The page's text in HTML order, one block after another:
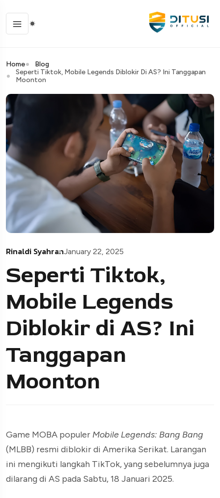
Home
Blog
Seperti Tiktok, Mobile Legends Diblokir Di AS? Ini Tanggapan
Moonton
Rinaldi SyahranJanuary 22, 2025
Seperti Tiktok,
Mobile Legends
Diblokir di AS? Ini
Tanggapan
Moonton
Game MOBA populer Mobile Legends: Bang Bang
(MLBB) resmi diblokir di Amerika Serikat. Larangan
ini mengikuti langkah TikTok, yang sebelumnya juga
dilarang di AS pada Sabtu, 18 Januari 2025.